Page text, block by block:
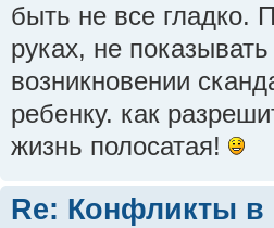
быть не все гладко.
руках, не
возникновении
ребенку. как
жизнь полосатая!
Re: Конфликты в